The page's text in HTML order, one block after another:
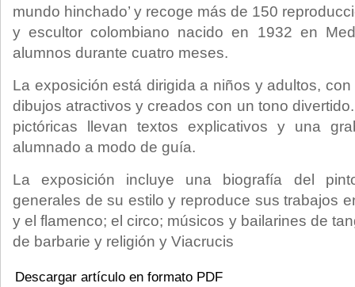
mundo hinchado’ y recoge más de 150
y escultor colombiano nacido en 1932 en
alumnos durante cuatro meses.
La exposición está dirigida a niños y adultos,
dibujos atractivos y creados con un tono
pictóricas llevan textos explicativos y una
alumnado a modo de guía.
La exposición incluye una biografía del
generales de su estilo y reproduce sus trabajos
y el flamenco; el circo; músicos y bailarines de
de barbarie y religión y Viacrucis
Descargar artículo en formato PDF